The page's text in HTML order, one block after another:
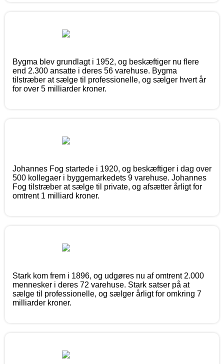
Bygma blev grundlagt i 1952, og beskæftiger nu flere
end 2.300 ansatte i deres 56 varehuse. Bygma
tilstræber at sælge til professionelle, og sælger hvert år
for over 5 milliarder kroner.
Johannes Fog startede i 1920, og beskæftiger i dag over
500 kollegaer i byggemarkedets 9 varehuse. Johannes
Fog tilstræber at sælge til private, og afsætter årligt for
omtrent 1 milliard kroner.
Stark kom frem i 1896, og udgøres nu af omtrent 2.000
mennesker i deres 72 varehuse. Stark satser på at
sælge til professionelle, og sælger årligt for omkring 7
milliarder kroner.